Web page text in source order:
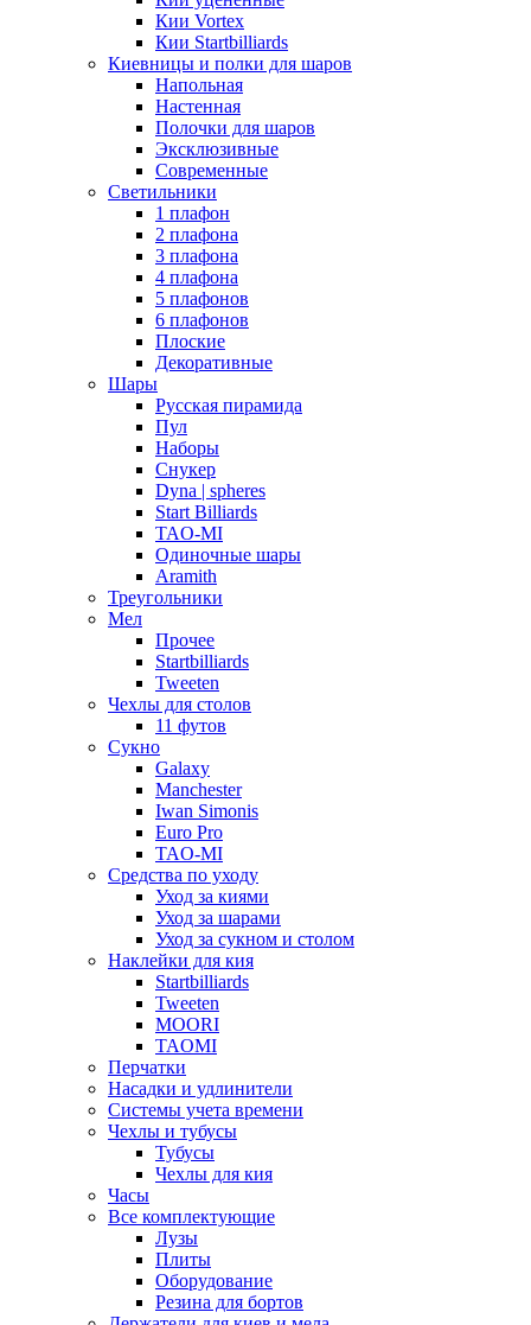
Кии Vortex
Кии Startbilliards
Киевницы и полки для шаров
Напольная
Настенная
Полочки для шаров
Эксклюзивные
Современные
Светильники
1 плафон
2 плафона
3 плафона
4 плафона
5 плафонов
6 плафонов
Плоские
Декоративные
Шары
Русская пирамида
Пул
Наборы
Снукер
Dyna | spheres
Start Billiards
TAO-MI
Одиночные шары
Aramith
Треугольники
Мел
Прочее
Startbilliards
Tweeten
Чехлы для столов
11 футов
Сукно
Galaxy
Manchester
Iwan Simonis
Euro Pro
TAO-MI
Средства по уходу
Уход за киями
Уход за шарами
Уход за сукном и столом
Наклейки для кия
Startbilliards
Tweeten
MOORI
TAOMI
Перчатки
Насадки и удлинители
Системы учета времени
Чехлы и тубусы
Тубусы
Чехлы для кия
Часы
Все комплектующие
Лузы
Плиты
Оборудование
Резина для бортов